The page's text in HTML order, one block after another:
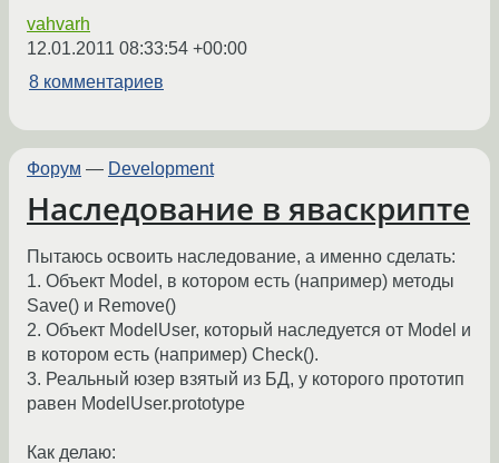
vahvarh
12.01.2011 08:33:54 +00:00
8 комментариев
Форум — Development
Наследование в яваскрипте
Пытаюсь освоить наследование, а именно сделать:
1. Объект Model, в котором есть (например) методы
Save() и Remove()
2. Объект ModelUser, который наследуется от Model и
в котором есть (например) Check().
3. Реальный юзер взятый из БД, у которого прототип
равен ModelUser.prototype
Как делаю: